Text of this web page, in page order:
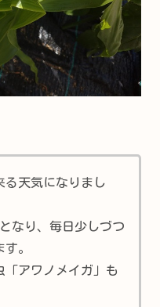
る天気になりまし
なり、毎日少しづつ
。
「アワノメイガ」も